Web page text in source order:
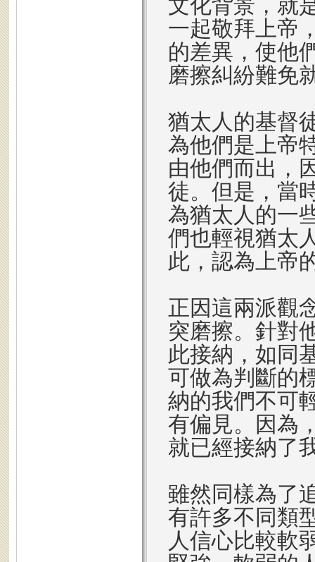
文化背景，就
一起敬拜上帝
的差異，使他
磨擦糾紛難免
猶太人的基督
為他們是上帝
由他們而出，
徒。但是，當
為猶太人的一
們也輕視猶太
此，認為上帝
正因這兩派觀
突磨擦。針對
此接納，如同
可做為判斷的
納的我們不可
有偏見。因為
就已經接納了
雖然同樣為了
有許多不同類
人信心比較軟